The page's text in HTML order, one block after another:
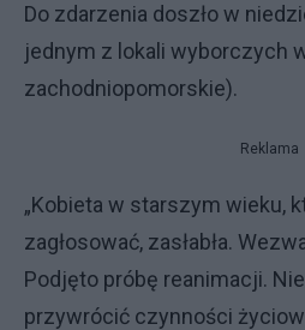
Do zdarzenia doszło w
jednym z lokali wyborczych
zachodniopomorskie).
Reklama
„Kobieta w starszym wieku,
zagłosować, zasłabła.
Podjęto próbę reanimacji.
przywrócić czynności